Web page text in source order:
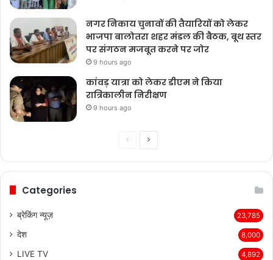
नगर निकाय चुनावों की तैयारियों को लेकर
भाजपा बालोतरा शहर मंडल की बैठक, बूथ स्तर
पर संगठन मजबूत करने पर जोर
9 hours ago
कांवड़ यात्रा को लेकर डीएम ने किया
रात्रिकालीन निरीक्षण
9 hours ago
PreviousNext
Categories
ब्रेकिंग न्यूज़ 23,785
देश 8,000
LIVE TV 4,892